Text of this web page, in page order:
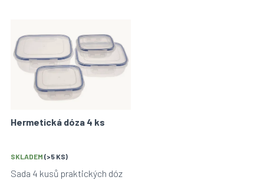
Hermetická dóza 4 ks
SKLADEM (>5 KS)
Sada 4 kusů praktických dóz